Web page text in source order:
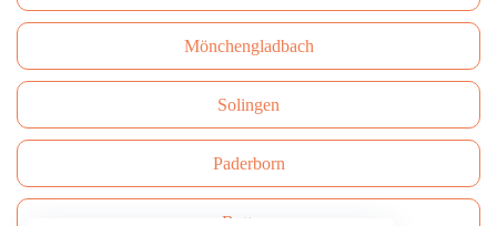
Mönchengladbach
Solingen
Paderborn
Bottrop